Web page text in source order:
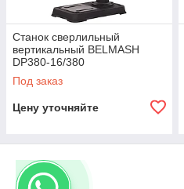
Станок cверлильный
вертикальный BELMASH
DP380-16/380
Под заказ
Цену уточняйте